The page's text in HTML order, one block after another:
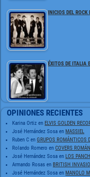
INICIOS DEL
ÉXITOS DE ITALIA
OPINIONES RECIENTES
Karina Ortiz enELVIS GOLDEN
José Hernández Sosa enMASSIEL
Ruben C enGRUPOS ROMÁNTICOS
Rolando Romero enCOVERS
José Hernández Sosa enLOS
Armando Rosas enBRITISH
José Hernández Sosa enMANOLO